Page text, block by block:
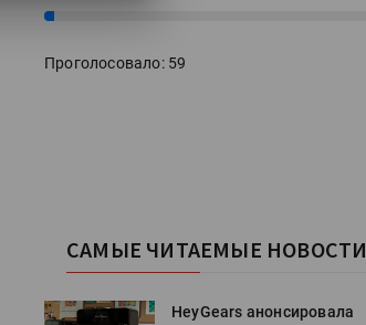
3%
Проголосовало: 59
САМЫЕ ЧИТАЕМЫЕ НОВОСТИ
HeyGears анонсировала